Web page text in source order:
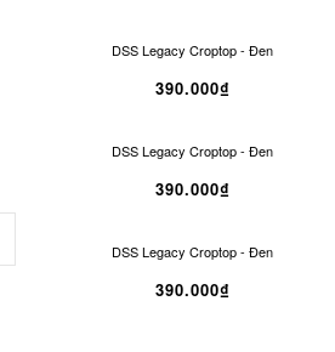
DSS Legacy Croptop - Đen
390.000₫
DSS Legacy Croptop - Đen
390.000₫
DSS Legacy Croptop - Đen
390.000₫